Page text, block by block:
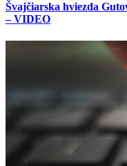
Švajčiarska hviezda
– VIDEO